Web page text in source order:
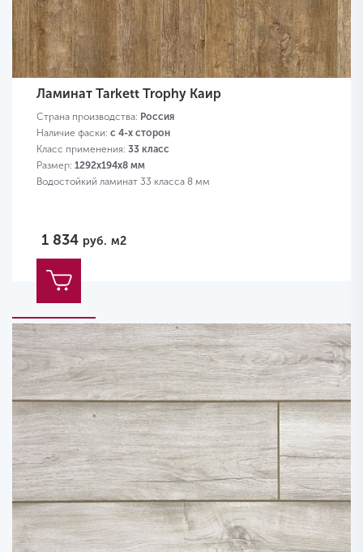
Ламинат Tarkett Trophy Каир
Страна производства: Россия
Наличие фаски: с 4-х сторон
Класс применения: 33 класс
Размер: 1292х194х8 мм
Водостойкий ламинат 33 класса 8 мм
1 834 руб. м2